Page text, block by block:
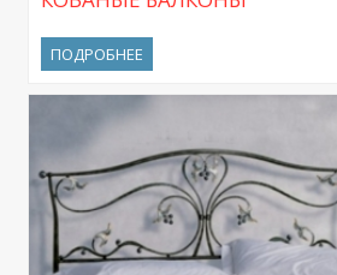
ПОДРОБНЕЕ